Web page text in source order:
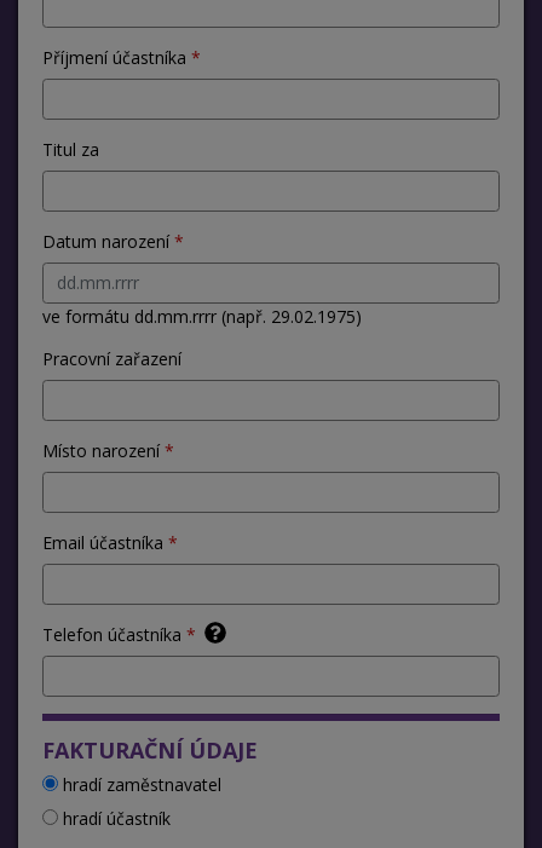
Příjmení účastníka
Titul za
Datum narození
ve formátu dd.mm.rrrr (např. 29.02.1975)
Pracovní zařazení
Místo narození
Email účastníka
Telefon účastníka
FAKTURAČNÍ ÚDAJE
hradí zaměstnavatel
hradí účastník